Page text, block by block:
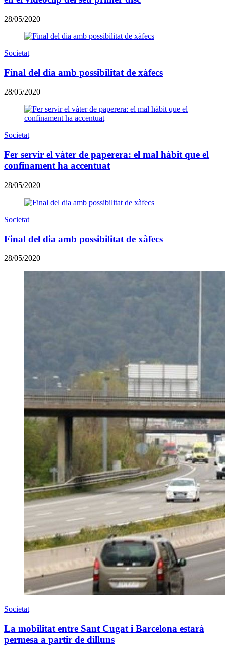
28/05/2020
Societat
Final del dia amb possibilitat de xàfecs
28/05/2020
Societat
Fer servir el vàter de paperera: el mal hàbit que el
confinament ha accentuat
28/05/2020
Societat
Final del dia amb possibilitat de xàfecs
28/05/2020
Societat
La mobilitat entre Sant Cugat i Barcelona estarà
permesa a partir de dilluns